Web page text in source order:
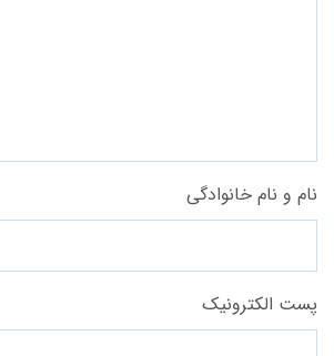
نام و نام خانوادگی
پست الکترونیک